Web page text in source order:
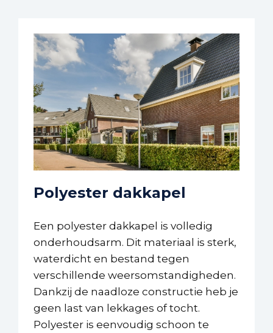
Polyester dakkapel
Een polyester dakkapel is volledig
onderhoudsarm. Dit materiaal is sterk,
waterdicht en bestand tegen
verschillende weersomstandigheden.
Dankzij de naadloze constructie heb je
geen last van lekkages of tocht.
Polyester is eenvoudig schoon te